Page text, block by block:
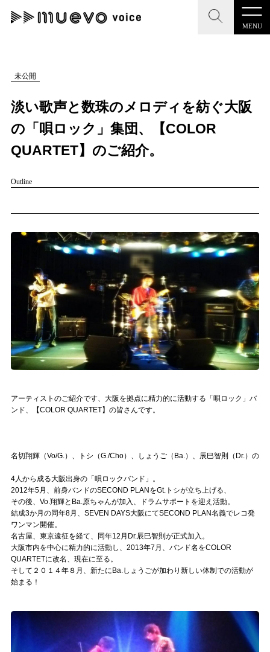
MENU
CLOSE
記事を検索する
#男性シンガー #HR/HM #女性シンガー
#ヒップホップ #男性シンガーグループ #R&B/ソウル
CLOSE
"読者の声を形にする”音楽特化メディア
MENU
記事一覧
会社概要
記事リクエスト
ログイン
LINK
muevoコミュニティ
ぶいコミュ！by muevo
ぶいマガ！ by muevo
Follow us
Official SNS
未公開
淡い歌声と数珠のメロディを紡ぐ大阪
の「唄ロック」集団、【COLOR
QUARTET】のご紹介。
Outline
アーティストのご紹介です、大阪を拠点に精力的に活動する「唄ロック」バ
ンド、【COLOR QUARTET】の皆さんです。
名切翔輝（Vo/G.）、トシ（G./Cho）、しょうご（Ba.）、辰巳智則（Dr.）の
4人から成る大阪出身の「唄ロックバンド」。
2012年5月、前身バンドのSECOND PLANをGt.トシが立ち上げる、
その後、Vo.翔輝とBa.原ちゃんが加入、ドラムサポートを迎え活動。
結成3か月の同年8月、SEVEN DAYS大阪にてSECOND PLAN名義でレコ発
ワンマン開催。
名古屋、東京遠征を経て、同年12月Dr.辰巳智則が正式加入。
大阪市内を中心に精力的に活動し、2013年7月、バンド名をCOLOR
QUARTETに改名、現在に至る。
そして２０１４年８月、新たにBa.しょうごが加わり新しい体制での活動が
始まる！